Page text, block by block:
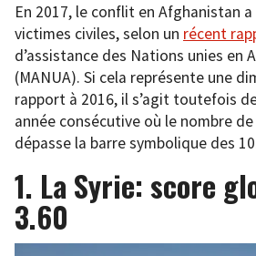
En 2017, le conflit en Afghanistan
victimes civiles, selon un récent
d’assistance des Nations unies en
(MANUA). Si cela représente une
rapport à 2016, il s’agit toutefois
année consécutive où le nombre
dépasse la barre symbolique des
1. La Syrie: score
3.60